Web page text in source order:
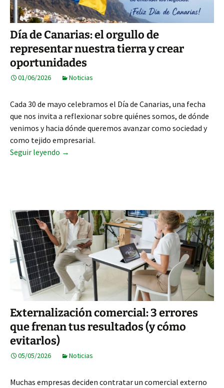
Día de Canarias: el orgullo de
representar nuestra tierra y crear
oportunidades
01/06/2026 Noticias
Cada 30 de mayo celebramos el Día de Canarias, una fecha
que nos invita a reflexionar sobre quiénes somos, de dónde
venimos y hacia dónde queremos avanzar como sociedad y
como tejido empresarial.
Seguir leyendo Día de Canarias: el orgullo de representar
→
Externalización comercial: 3 errores
que frenan tus resultados (y cómo
evitarlos)
05/05/2026 Noticias
Muchas empresas deciden contratar un comercial externo